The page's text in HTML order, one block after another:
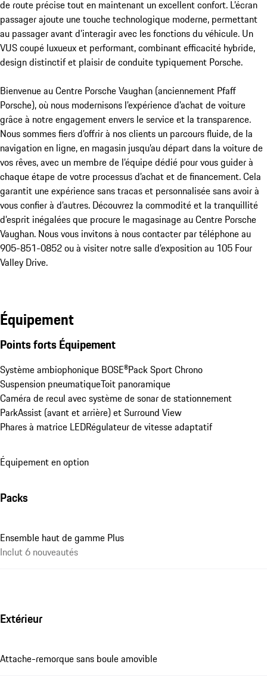
de route précise tout en maintenant un excellent confort. L’écran
passager ajoute une touche technologique moderne, permettant
au passager avant d’interagir avec les fonctions du véhicule. Un
VUS coupé luxueux et performant, combinant efficacité hybride,
design distinctif et plaisir de conduite typiquement Porsche.
Bienvenue au Centre Porsche Vaughan (anciennement Pfaff
Porsche), où nous modernisons l’expérience d’achat de voiture
grâce à notre engagement envers le service et la transparence.
Nous sommes fiers d’offrir à nos clients un parcours fluide, de la
navigation en ligne, en magasin jusqu’au départ dans la voiture de
vos rêves, avec un membre de l’équipe dédié pour vous guider à
chaque étape de votre processus d’achat et de financement. Cela
garantit une expérience sans tracas et personnalisée sans avoir à
vous confier à d’autres. Découvrez la commodité et la tranquillité
d’esprit inégalées que procure le magasinage au Centre Porsche
Vaughan. Nous vous invitons à nous contacter par téléphone au
905-851-0852 ou à visiter notre salle d’exposition au 105 Four
Valley Drive.
Équipement
Points forts Équipement
Système ambiophonique BOSE®Pack Sport Chrono
Suspension pneumatiqueToit panoramique
Caméra de recul avec système de sonar de stationnement
ParkAssist (avant et arrière) et Surround View
Phares à matrice LEDRégulateur de vitesse adaptatif
Équipement en option
Packs
Ensemble haut de gamme Plus
Inclut 6 nouveautés
Extérieur
Attache-remorque sans boule amovible